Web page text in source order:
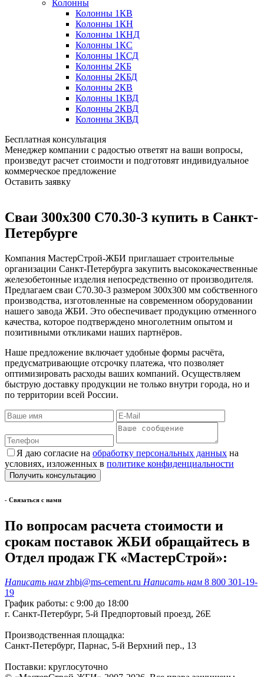
Колонны
Колонны 1КВ
Колонны 1КН
Колонны 1КНД
Колонны 1КС
Колонны 1КСД
Колонны 2КБ
Колонны 2КБД
Колонны 2КВ
Колонны 1КВД
Колонны 2КВД
Колонны 3КВД
Бесплатная консультация
Менеджер компании с радостью ответят на ваши вопросы,
произведут расчет стоимости и подготовят индивидуальное
коммерческое предложение
Оставить заявку
Сваи 300х300 С70.30-3 купить в Санкт-
Петербурге
Компания МастерСтрой-ЖБИ приглашает строительные
организации Санкт-Петербурга закупить высококачественные
железобетонные изделия непосредственно от производителя.
Предлагаем сваи С70.30-3 размером 300х300 мм собственного
производства, изготовленные на современном оборудовании
нашего завода ЖБИ. Это обеспечивает продукцию отменного
качества, которое подтверждено многолетним опытом и
позитивными откликами наших партнёров.
Наше предложение включает удобные формы расчёта,
предусматривающие отсрочку платежа, что позволяет
оптимизировать расходы ваших компаний. Осуществляем
быструю доставку продукции не только внутри города, но и
по территории всей России.
Я даю согласие на обработку персональных данных на
условиях, изложенных в политике конфиденциальности
- Cвязаться с нами
По вопросам расчета стоимости и
срокам поставок ЖБИ обращайтесь в
Отдел продаж ГК «МастерСтрой»:
Написать нам zhbi@ms-cement.ru Написать нам 8 800 301-19-
19
График работы: с 9:00 до 18:00
г. Санкт-Петербург, 5-й Предпортовый проезд, 26Е
Производственная площадка:
Санкт-Петербург, Парнас, 5-й Верхний пер., 13
Поставки: круглосуточно